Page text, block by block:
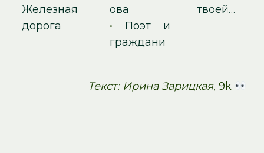
Железная
дорога
ова
• Поэт и
граждани
твоей…
Текст: Ирина Зарицкая, 9k